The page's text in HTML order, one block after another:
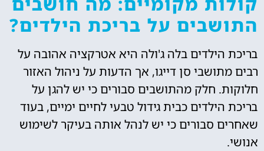
התושבים על בריכת הילדים?
בריכת הילדים בלה ג'ולה היא אטרקציה אהובה על
רבים מתושבי סן דייגו, אך הדעות על ניהול האזור
חלוקות. חלק מהתושבים סבורים כי יש להגן על
בריכת הילדים כבית גידול טבעי לחיים ימיים, בעוד
שאחרים סבורים כי יש לנהל אותה בעיקר לשימוש
אנושי.